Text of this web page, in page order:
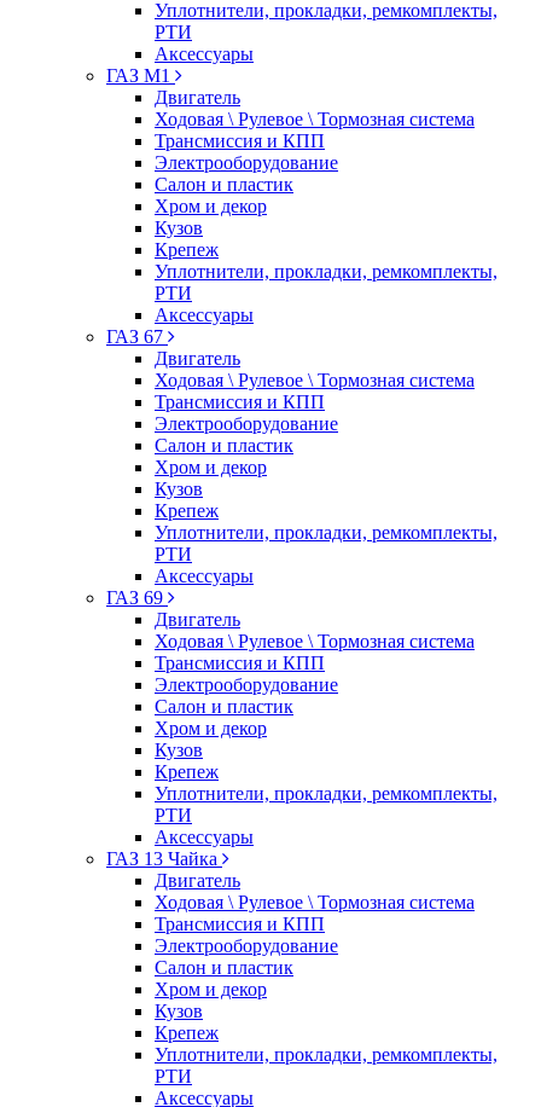
Уплотнители, прокладки, ремкомплекты,
РТИ
Аксессуары
ГАЗ М1
Двигатель
Ходовая \ Рулевое \ Тормозная система
Трансмиссия и КПП
Электрооборудование
Салон и пластик
Хром и декор
Кузов
Крепеж
Уплотнители, прокладки, ремкомплекты,
РТИ
Аксессуары
ГАЗ 67
Двигатель
Ходовая \ Рулевое \ Тормозная система
Трансмиссия и КПП
Электрооборудование
Салон и пластик
Хром и декор
Кузов
Крепеж
Уплотнители, прокладки, ремкомплекты,
РТИ
Аксессуары
ГАЗ 69
Двигатель
Ходовая \ Рулевое \ Тормозная система
Трансмиссия и КПП
Электрооборудование
Салон и пластик
Хром и декор
Кузов
Крепеж
Уплотнители, прокладки, ремкомплекты,
РТИ
Аксессуары
ГАЗ 13 Чайка
Двигатель
Ходовая \ Рулевое \ Тормозная система
Трансмиссия и КПП
Электрооборудование
Салон и пластик
Хром и декор
Кузов
Крепеж
Уплотнители, прокладки, ремкомплекты,
РТИ
Аксессуары